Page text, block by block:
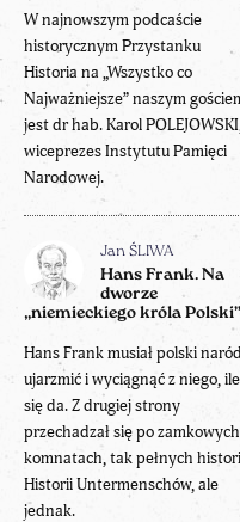
W najnowszym podcaście
historycznym Przystanku
Historia na „Wszystko co
Najważniejsze” naszym
jest dr hab. Karol
wiceprezes Instytutu Pamięci
Narodowej.
Jan ŚLIWA
Hans Frank. Na
dworze
„niemieckiego króla Polski”
Hans Frank musiał polski naród
ujarzmić i wyciągnąć z niego, ile
się da. Z drugiej strony
przechadzał się po zamkowych
komnatach, tak pełnych
Historii Untermenschów, ale
jednak.